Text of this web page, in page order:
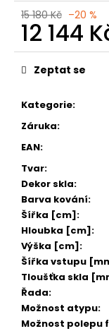
15 180 Kč –20 %
12 144
Měrná
cena:
Kategorie:
Záruka:
EAN:
Tvar:
Dekor skla:
Barva kování:
Šířka [cm]:
Hloubka [cm]:
Výška [cm]:
Šířka vstupu
Tloušťka skla
Řada:
Možnost atypu:
Možnost polepu
Zeptat se
u
č
j
e
e
SPRCHOVÁ
MITIA
PMB16090
1600X900
MM,
BÍLÁ
PROFILOVANÁ
14
120
Kč
Původně:
17
650
Kč